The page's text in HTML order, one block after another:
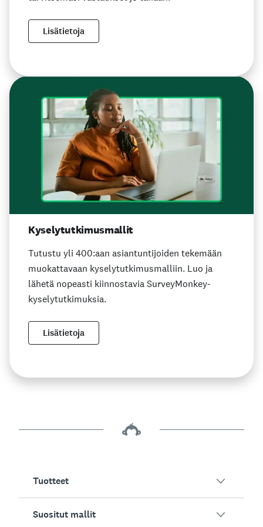
Lisätietoja
Kyselytutkimusmallit
Tutustu yli 400:aan asiantuntijoiden tekemään
muokattavaan kyselytutkimusmalliin. Luo ja
lähetä nopeasti kiinnostavia SurveyMonkey-
kyselytutkimuksia.
Lisätietoja
Tuotteet
Suositut mallit